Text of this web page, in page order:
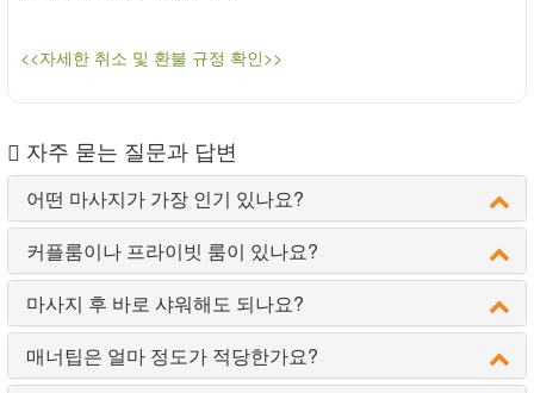
<<자세한 취소 및 환불 규정 확인>>
자주 묻는 질문과 답변
어떤 마사지가 가장 인기 있나요?
커플룸이나 프라이빗 룸이 있나요?
마사지 후 바로 샤워해도 되나요?
매너팁은 얼마 정도가 적당한가요?